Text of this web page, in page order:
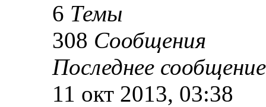
6 Темы
308 Сообщения
Последнее сообщение
11 окт 2013, 03:38